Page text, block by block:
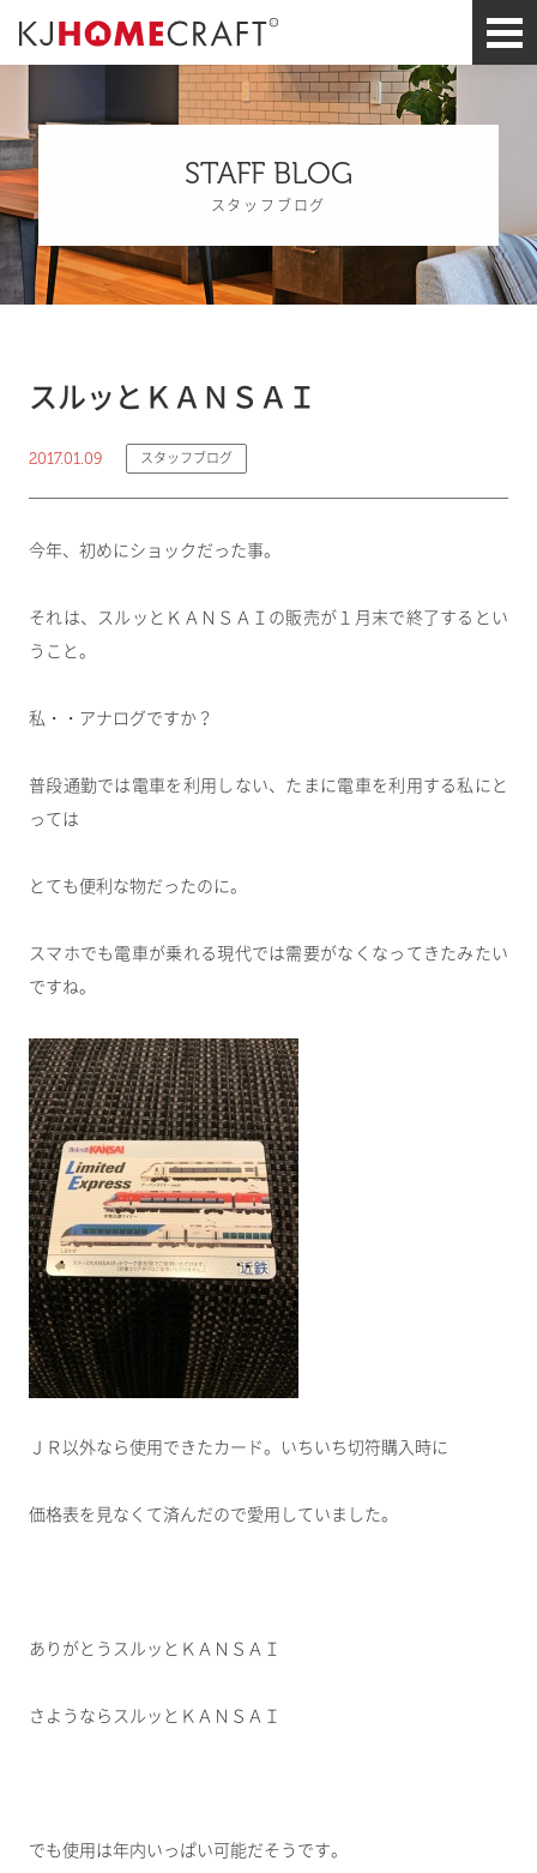
STAFF BLOG
スタッフブログ
スルッとＫＡＮＳＡＩ
2017.01.09 スタッフブログ
今年、初めにショックだった事。
それは、スルッとＫＡＮＳＡＩの販売が１月末で終了するとい
うこと。
私・・アナログですか？
普段通勤では電車を利用しない、たまに電車を利用する私にと
っては
とても便利な物だったのに。
スマホでも電車が乗れる現代では需要がなくなってきたみたい
ですね。
ＪＲ以外なら使用できたカード。いちいち切符購入時に
価格表を見なくて済んだので愛用していました。
ありがとうスルッとＫＡＮＳＡＩ
さようならスルッとＫＡＮＳＡＩ
でも使用は年内いっぱい可能だそうです。